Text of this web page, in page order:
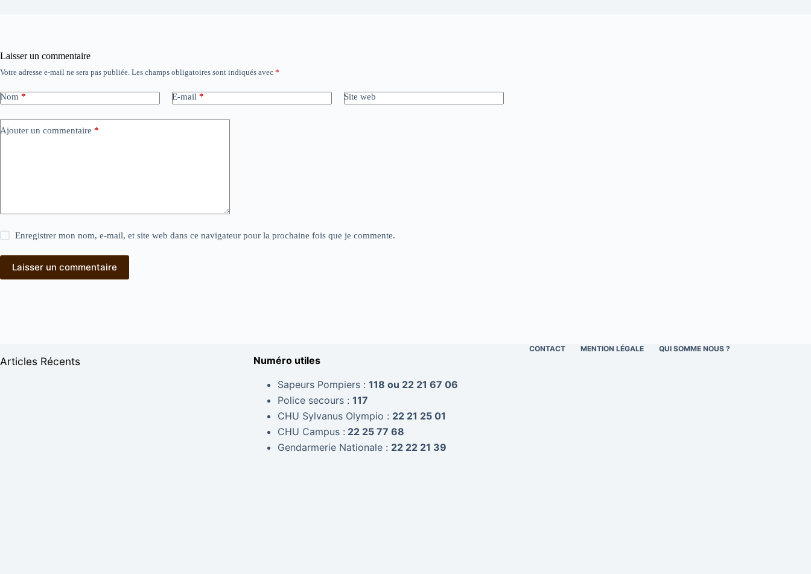
Laisser un commentaire
Votre adresse e-mail ne sera pas publiée. Les champs obligatoires sont indiqués avec *
Nom * E-mail * Site web
Ajouter un commentaire *
Enregistrer mon nom, e-mail, et site web dans ce navigateur pour la prochaine fois que je commente.
Laisser un commentaire
CONTACT MENTION LÉGALE QUI SOMME NOUS ?
Articles Récents
Numéro utiles
Sapeurs Pompiers : 118 ou 22 21 67 06
Police secours : 117
CHU Sylvanus Olympio : 22 21 25 01
CHU Campus : 22 25 77 68
Gendarmerie Nationale : 22 22 21 39